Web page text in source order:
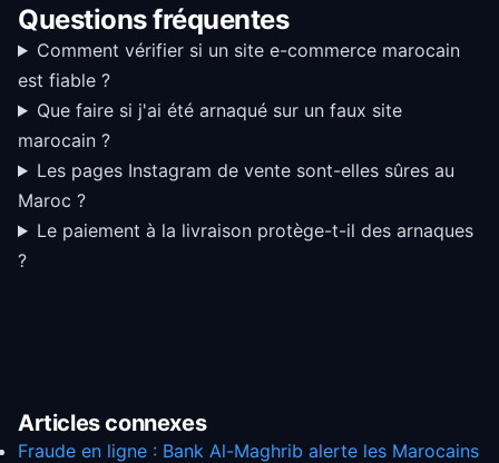
Questions fréquentes
Comment vérifier si un site e-commerce marocain
est fiable ?
Que faire si j'ai été arnaqué sur un faux site
marocain ?
Les pages Instagram de vente sont-elles sûres au
Maroc ?
Le paiement à la livraison protège-t-il des arnaques
?
Articles connexes
Fraude en ligne : Bank Al-Maghrib alerte les Marocains